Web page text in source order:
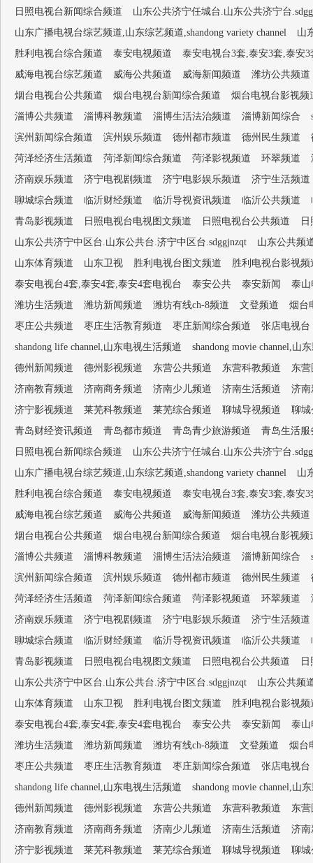
日照电视台新闻综合频道
山东公共济宁任城台.山东公共济宁台
山东广播电视台综艺频道,山东综艺频道,shandong variety channel
山
胜利电视台综合频道
泰安电视频道
泰安电视台3套,泰安3套,泰安3
威海电视台综艺频道
威海公共频道 威海新闻频道
潍坊公共频道
烟台电视台公共频道
烟台电视台新闻综合频道
烟台电视台影视频
淄博公共频道
淄博科教频道 淄博生活法治频道 淄博新闻综合
滨州新闻综合频道
滨州娱乐频道 德州都市频道 德州民生频道
菏泽经济生活频道
菏泽新闻综合频道 菏泽影视频道 环翠频道
济南娱乐频道
济宁电视剧频道 济宁电影娱乐频道
济宁生活频道
聊城综合频道
临沂财经频道 临沂导视资讯频道 临沂公共频道
青岛影视频道
日照电视台电视图文频道 日照电视台公共频道
山东公共济宁中区台.山东公共台.济宁中区台.sdggjnzqt
山东公共频
山东体育频道
山东卫视 胜利电视台图文频道
胜利电视台影视频
泰安电视台4套,泰安4套,泰安4套电视台
泰安公共 泰安新闻
泰山
潍坊生活频道
潍坊新闻频道 潍坊有线ch-8频道 文登频道
烟台
枣庄公共频道
枣庄生活教育频道 枣庄新闻综合频道
张店电视台
shandong life channel,山东电视生活频道
shandong movie channel,山
德州新闻频道
德州影视频道 东营公共频道 东营科教频道
东
济南教育频道
济南商务频道 济南少儿频道 济南生活频道
济南
济宁影视频道
莱芜科教频道 莱芜综合频道 聊城导视频道
聊城
青岛财经资讯频道
青岛都市频道 青岛青少旅游频道
青岛生活服
日照电视台新闻综合频道
山东公共济宁任城台.山东公共济宁台
山东广播电视台综艺频道,山东综艺频道,shandong variety channel
山
胜利电视台综合频道
泰安电视频道
泰安电视台3套,泰安3套,泰安3
威海电视台综艺频道
威海公共频道 威海新闻频道
潍坊公共频道
烟台电视台公共频道
烟台电视台新闻综合频道
烟台电视台影视频
淄博公共频道
淄博科教频道 淄博生活法治频道 淄博新闻综合
滨州新闻综合频道
滨州娱乐频道 德州都市频道 德州民生频道
菏泽经济生活频道
菏泽新闻综合频道 菏泽影视频道 环翠频道
济南娱乐频道
济宁电视剧频道 济宁电影娱乐频道
济宁生活频道
聊城综合频道
临沂财经频道 临沂导视资讯频道 临沂公共频道
青岛影视频道
日照电视台电视图文频道 日照电视台公共频道
山东公共济宁中区台.山东公共台.济宁中区台.sdggjnzqt
山东公共频
山东体育频道
山东卫视 胜利电视台图文频道
胜利电视台影视频
泰安电视台4套,泰安4套,泰安4套电视台
泰安公共 泰安新闻
泰山
潍坊生活频道
潍坊新闻频道 潍坊有线ch-8频道 文登频道
烟台
枣庄公共频道
枣庄生活教育频道 枣庄新闻综合频道
张店电视台
shandong life channel,山东电视生活频道
shandong movie channel,山
德州新闻频道
德州影视频道 东营公共频道 东营科教频道
东
济南教育频道
济南商务频道 济南少儿频道 济南生活频道
济南
济宁影视频道
莱芜科教频道 莱芜综合频道 聊城导视频道
聊城